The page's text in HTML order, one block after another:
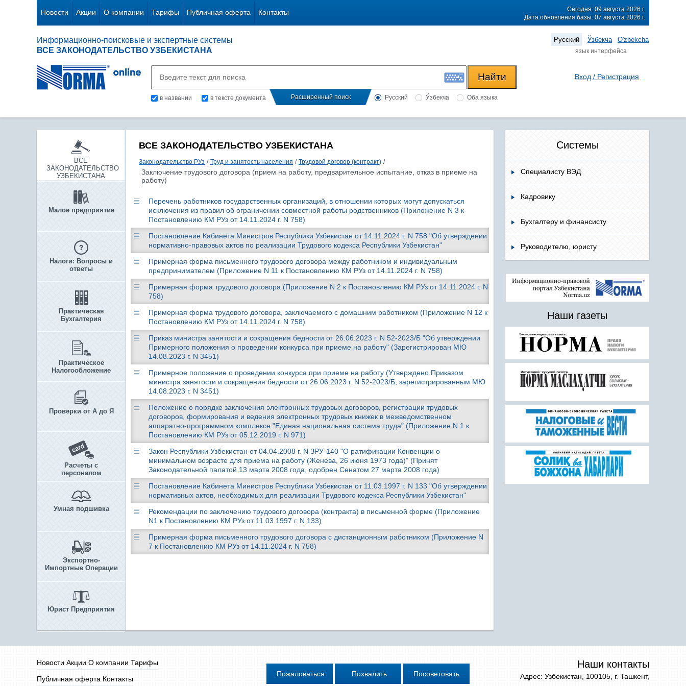
Новости Акции О компании Тарифы Публичная оферта Контакты
Сегодня: 09 августа 2026 г.
Дата обновления базы: 07 августа 2026 г.
Информационно-поисковые и экспертные системы
ВСЕ ЗАКОНОДАТЕЛЬСТВО УЗБЕКИСТАНА
Русский Ўзбекча O'zbekcha
язык интерфейса
в названии в тексте документа Расширенный поиск Русский Ўзбекча Оба языка
Вход / Регистрация
ВСЕ
ЗАКОНОДАТЕЛЬСТВО
УЗБЕКИСТАНА
Малое предприятие
Налоги: Вопросы и
ответы
Практическая
Бухгалтерия
Практическое
Налогообложение
Проверки от А до Я
Расчеты с
персоналом
Умная подшивка
Экспортно-
Импортные Операции
Юрист Предприятия
ВСЕ ЗАКОНОДАТЕЛЬСТВО УЗБЕКИСТАНА
Законодательство РУз / Труд и занятость населения / Трудовой договор (контракт) /
Заключение трудового договора (прием на работу, предварительное испытание, отказ в приеме на
работу)
Перечень работников государственных организаций, в отношении которых могут допускаться
исключения из правил об ограничении совместной работы родственников (Приложение N 3 к
Постановлению КМ РУз от 14.11.2024 г. N 758)
Постановление Кабинета Министров Республики Узбекистан от 14.11.2024 г. N 758 "Об утверждении
нормативно-правовых актов по реализации Трудового кодекса Республики Узбекистан"
Примерная форма письменного трудового договора между работником и индивидуальным
предпринимателем (Приложение N 11 к Постановлению КМ РУз от 14.11.2024 г. N 758)
Примерная форма трудового договора (Приложение N 2 к Постановлению КМ РУз от 14.11.2024 г. N
758)
Примерная форма трудового договора, заключаемого с домашним работником (Приложение N 12 к
Постановлению КМ РУз от 14.11.2024 г. N 758)
Приказ министра занятости и сокращения бедности от 26.06.2023 г. N 52-2023/Б "Об утверждении
Примерного положения о проведении конкурса при приеме на работу" (Зарегистрирован МЮ
14.08.2023 г. N 3451)
Примерное положение о проведении конкурса при приеме на работу (Утверждено Приказом
министра занятости и сокращения бедности от 26.06.2023 г. N 52-2023/Б, зарегистрированным МЮ
14.08.2023 г. N 3451)
Положение о порядке заключения электронных трудовых договоров, регистрации трудовых
договоров, формирования и ведения электронных трудовых книжек в межведомственном
аппаратно-программном комплексе "Единая национальная система труда" (Приложение N 1 к
Постановлению КМ РУз от 05.12.2019 г. N 971)
Закон Республики Узбекистан от 04.04.2008 г. N ЗРУ-140 "О ратификации Конвенции о
минимальном возрасте для приема на работу (Женева, 26 июня 1973 года)" (Принят
Законодательной палатой 13 марта 2008 года, одобрен Сенатом 27 марта 2008 года)
Постановление Кабинета Министров Республики Узбекистан от 11.03.1997 г. N 133 "Об утверждении
нормативных актов, необходимых для реализации Трудового кодекса Республики Узбекистан"
Рекомендации по заключению трудового договора (контракта) в письменной форме (Приложение
N1 к Постановлению КМ РУз от 11.03.1997 г. N 133)
Примерная форма письменного трудового договора с дистанционным работником (Приложение N
7 к Постановлению КМ РУз от 14.11.2024 г. N 758)
Системы
Специалисту ВЭД
Кадровику
Бухгалтеру и финансисту
Руководителю, юристу
Наши газеты
Новости Акции О компании Тарифы
Публичная оферта Контакты
Наши контакты
Адрес: Узбекистан, 100105, г. Ташкент,